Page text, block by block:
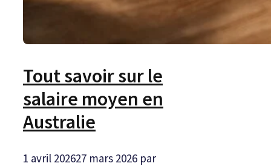
Tout savoir sur le
salaire moyen en
Australie
1 avril 202627 mars 2026 par